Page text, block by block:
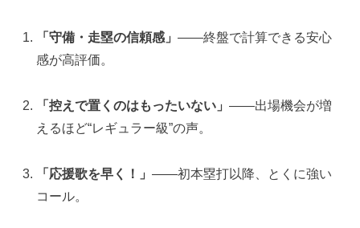
「守備・走塁の信頼感」——終盤で計算できる安心
感が高評価。
「控えで置くのはもったいない」——出場機会が増
えるほど“レギュラー級”の声。
「応援歌を早く！」——初本塁打以降、とくに強い
コール。